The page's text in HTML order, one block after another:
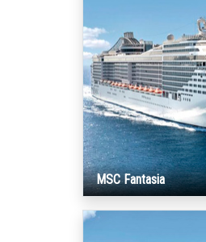
MSC Fantasia